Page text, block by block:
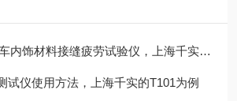
饰材料接缝疲劳试验仪，上海千实T101不错
试仪使用方法，上海千实的T101为例